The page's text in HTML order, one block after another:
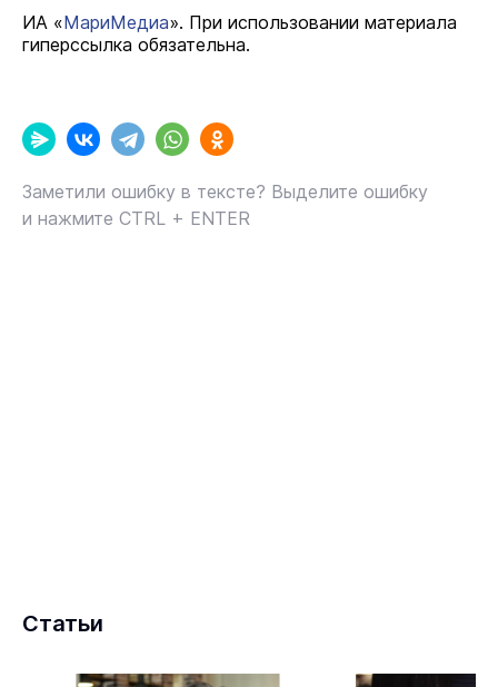
ИА «МариМедиа». При использовании материала
гиперссылка обязательна.
Заметили ошибку в тексте? Выделите ошибку
и нажмите CTRL + ENTER
Статьи